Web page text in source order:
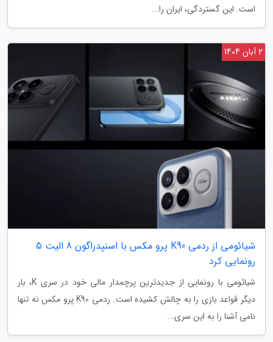
است. این گستردگی، ایران را...
شیائومی از ردمی K90 پرو مکس با اسنپدراگون 8 الیت 5
رونمایی کرد
شیائومی با رونمایی از جدیدترین پرچمدار مالی خود در سری K، بار
دیگر قواعد بازی را به چالش کشیده است. ردمی K90 پرو مکس نه تنها
نامی آشنا را به این سری...
2 آبان 1404